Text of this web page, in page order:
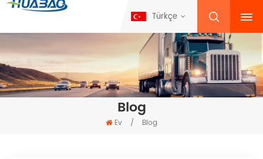
Türkçe
Blog
Ev / Blog